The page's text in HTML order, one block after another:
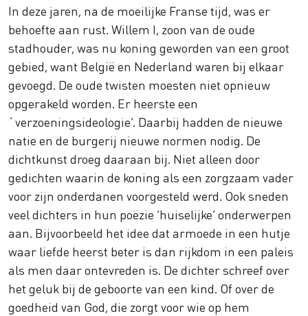
In deze jaren, na de moeilijke Franse tijd, was er
behoefte aan rust. Willem I, zoon van de oude
stadhouder, was nu koning geworden van een groot
gebied, want België en Nederland waren bij elkaar
gevoegd. De oude twisten moesten niet opnieuw
opgerakeld worden. Er heerste een
`verzoeningsideologie’. Daarbij hadden de nieuwe
natie en de burgerij nieuwe normen nodig. De
dichtkunst droeg daaraan bij. Niet alleen door
gedichten waarin de koning als een zorgzaam vader
voor zijn onderdanen voorgesteld werd. Ook sneden
veel dichters in hun poëzie ‘huiselijke’ onderwerpen
aan. Bijvoorbeeld het idee dat armoede in een hutje
waar liefde heerst beter is dan rijkdom in een paleis
als men daar ontevreden is. De dichter schreef over
het geluk bij de geboorte van een kind. Of over de
goedheid van God, die zorgt voor wie op hem